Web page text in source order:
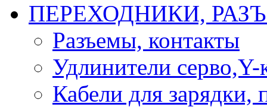
ПЕРЕХОДНИКИ,
Разъемы, контакты
Удлинители серво,Y-
Кабели для зарядки,